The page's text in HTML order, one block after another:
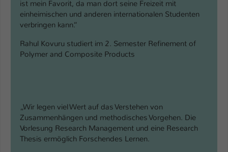
ist mein Favorit, da man dort seine Freizeit mit
einheimischen und anderen internationalen Studenten
verbringen kann.“
Rahul Kovuru studiert im 2. Semester Refinement of
Polymer and Composite Products
„Wir legen viel Wert auf das Verstehen von
Zusammenhängen und methodisches Vorgehen. Die
Vorlesung Research Management und eine Research
Thesis ermöglich Forschendes Lernen.